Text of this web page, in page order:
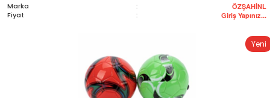
Marka
: ÖZŞAHİNL
Fiyat : Giriş Yapınız...
Yeni